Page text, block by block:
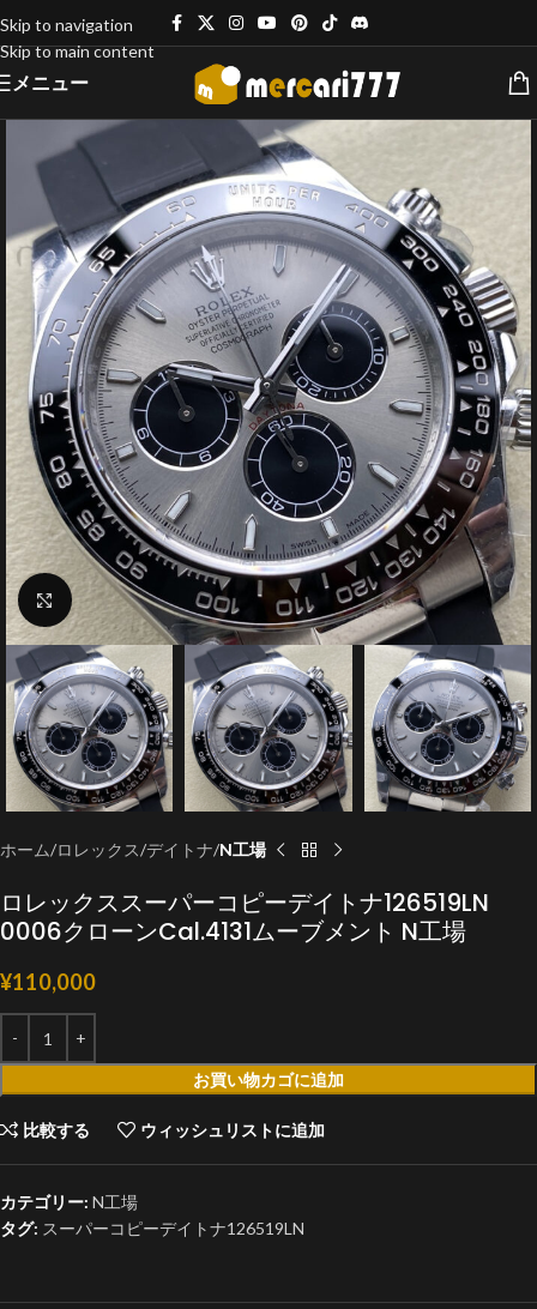
Skip to navigation
Skip to main content
メニュー
クリックで拡大
ホーム ロレックス デイトナ N工場
ロレックススーパーコピーデイトナ126519LN
0006クローンCal.4131ムーブメント N工場
¥110,000
お買い物カゴに追加
比較する ウィッシュリストに追加
カテゴリー: N工場
タグ: スーパーコピーデイトナ126519LN